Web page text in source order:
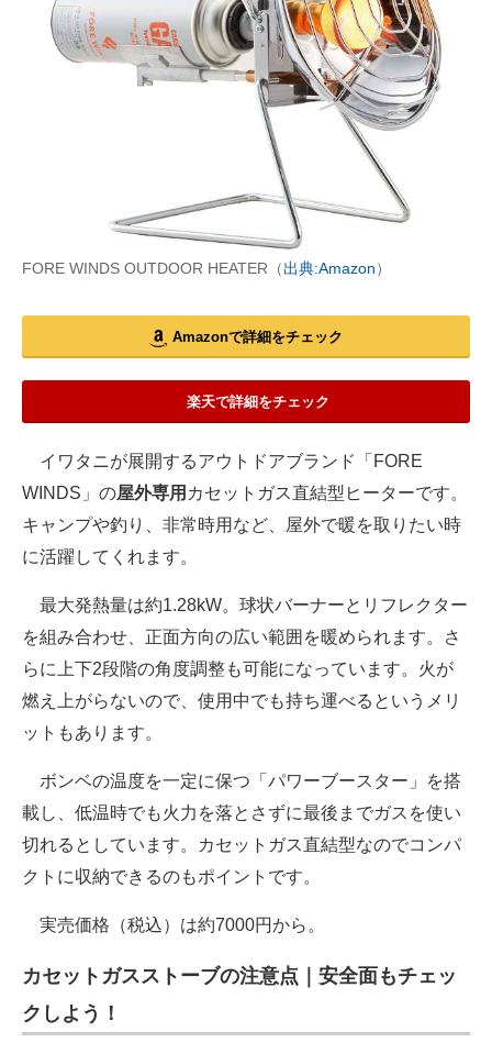
FORE WINDS OUTDOOR HEATER（出典:Amazon）
Amazonで詳細をチェック
楽天で詳細をチェック
イワタニが展開するアウトドアブランド「FORE
WINDS」の屋外専用 カセットガス直結型ヒーターです。
キャンプや釣り、非常時用など、屋外で暖を取りたい時
に活躍してくれます。
最大発熱量は約1.28kW。球状バーナーとリフレクター
を組み合わせ、正面方向の広い範囲を暖められます。さ
らに上下2段階の角度調整も可能になっています。火が
燃え上がらないので、使用中でも持ち運べるというメリ
ットもあります。
ボンベの温度を一定に保つ「パワーブースター」を搭
載し、低温時でも火力を落とさずに最後までガスを使い
切れるとしています。カセットガス直結型なのでコンパ
クトに収納できるのもポイントです。
実売価格（税込）は約7000円から。
カセットガスストーブの注意点｜安全面もチェッ
クしよう！